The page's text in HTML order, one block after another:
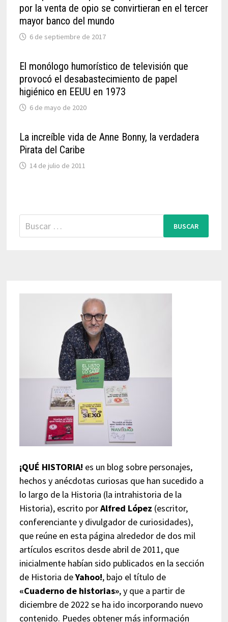
por la venta de opio se convirtieran en el tercer
mayor banco del mundo
6 de septiembre de 2017
El monólogo humorístico de televisión que
provocó el desabastecimiento de papel
higiénico en EEUU en 1973
6 de mayo de 2020
La increíble vida de Anne Bonny, la verdadera
Pirata del Caribe
14 de julio de 2011
Buscar:
¡QUÉ HISTORIA! es un blog sobre personajes,
hechos y anécdotas curiosas que han sucedido a
lo largo de la Historia (la intrahistoria de la
Historia), escrito porAlfred López (escritor,
conferenciante y divulgador de curiosidades),
que reúne en esta página alrededor de dos mil
artículos escritos desde abril de 2011, que
inicialmente habían sido publicados en la sección
de Historia deYahoo!, bajo el título de
«Cuaderno de historias», y que a partir de
diciembre de 2022 se ha ido incorporando nuevo
contenido. Puedes obtener más información